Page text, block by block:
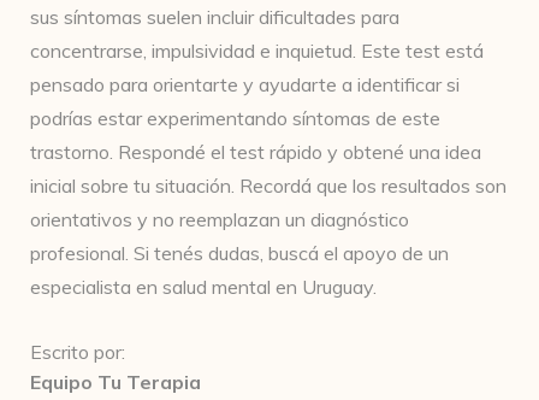
sus síntomas suelen incluir dificultades para
concentrarse, impulsividad e inquietud. Este test está
pensado para orientarte y ayudarte a identificar si
podrías estar experimentando síntomas de este
trastorno. Respondé el test rápido y obtené una idea
inicial sobre tu situación. Recordá que los resultados son
orientativos y no reemplazan un diagnóstico
profesional. Si tenés dudas, buscá el apoyo de un
especialista en salud mental en Uruguay.
Escrito por:
Equipo Tu Terapia